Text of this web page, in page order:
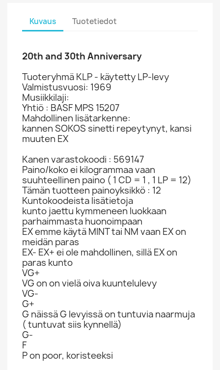
Kuvaus Tuotetiedot
20th and 30th Anniversary
Tuoteryhmä KLP - käytetty LP-levy
Valmistusvuosi: 1969
Musiikkilaji:
Yhtiö : BASF MPS 15207
Mahdollinen lisätarkenne:
kannen SOKOS sinetti repeytynyt, kansi
muuten EX
Kanen varastokoodi : 569147
Paino/koko ei kilogrammaa vaan
suuhteellinen paino ( 1 CD = 1 , 1 LP = 12)
Tämän tuotteen painoyksikkö : 12
Kuntokoodeista lisätietoja
kunto jaettu kymmeneen luokkaan
parhaimmasta huonoimpaan
EX emme käytä MINT tai NM vaan EX on
meidän paras
EX- EX+ ei ole mahdollinen, sillä EX on
paras kunto
VG+
VG on on vielä oiva kuuntelulevy
VG-
G+
G näissä G levyissä on tuntuvia naarmuja
( tuntuvat siis kynnellä)
G-
F
P on poor, koristeeksi